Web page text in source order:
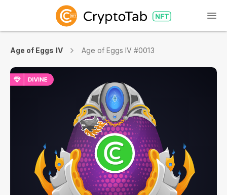
Age of Eggs IV Age of Eggs IV #0013